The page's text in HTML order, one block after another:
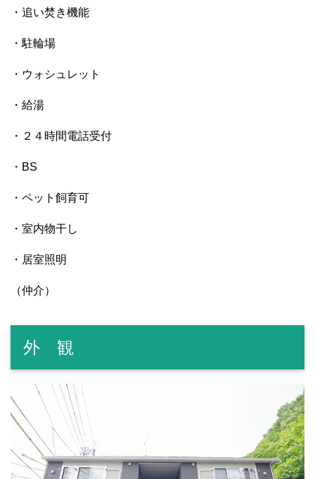
・追い焚き機能
・駐輪場
・ウォシュレット
・給湯
・２４時間電話受付
・BS
・ペット飼育可
・室内物干し
・居室照明
（仲介）
外 観